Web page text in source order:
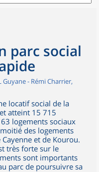
parc social
Guyane - Rémi Charrier,
locatif social de la
atteint 15 715
logements sociaux
des logements
et de Kourou.
très forte sur le
sont importants
parc de poursuivre sa